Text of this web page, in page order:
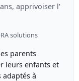
apprivoiser l'
solutions
parents
leurs enfants et
adaptés à